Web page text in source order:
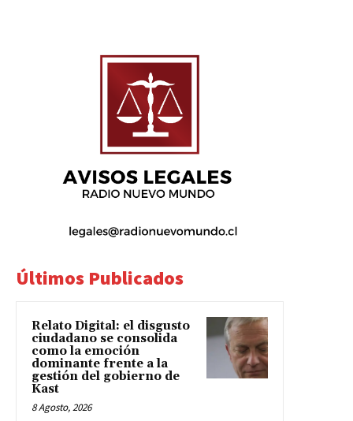
Últimos Publicados
Relato Digital: el disgusto
ciudadano se consolida
como la emoción
dominante frente a la
gestión del gobierno de
Kast
8 Agosto, 2026